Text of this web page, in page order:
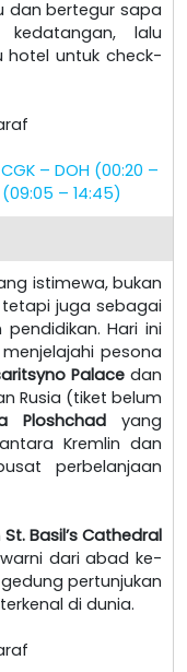
dan bertegur sapa
lalu
hotel untuk check-
– DOH (00:20 –
– 14:45)
istimewa, bukan
juga sebagai
Hari ini
pesona
Palace dan
Rusia (tiket belum
Ploshchad yang
Kremlin dan
perbelanjaan
St. Basil’s Cathedral
dari abad ke-
pertunjukan
di dunia.